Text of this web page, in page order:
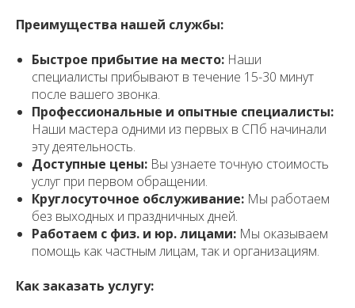
Преимущества нашей службы:
Быстрое прибытие на место: Наши
специалисты прибывают в течение 15-30 минут
после вашего звонка.
Профессиональные и опытные специалисты:
Наши мастера одними из первых в СПб начинали
эту деятельность.
Доступные цены: Вы узнаете точную стоимость
услуг при первом обращении.
Круглосуточное обслуживание: Мы работаем
без выходных и праздничных дней.
Работаем с физ. и юр. лицами: Мы оказываем
помощь как частным лицам, так и организациям.
Как заказать услугу: